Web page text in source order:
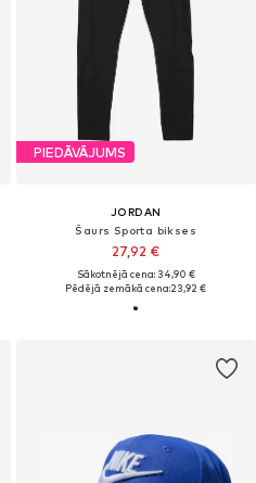
PIEDĀVĀJUMS
JORDAN
Šaurs Sporta bikses
27,92 €
Sākotnējā cena: 34,90 €
Pēdējā zemākā cena:23,92 €